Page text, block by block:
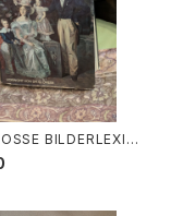
BILDERLEXIK
【著者：Ludmil
Olga Herbeno